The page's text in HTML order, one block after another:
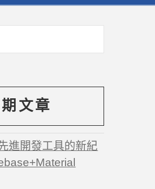
文章
進開發工具的新紀